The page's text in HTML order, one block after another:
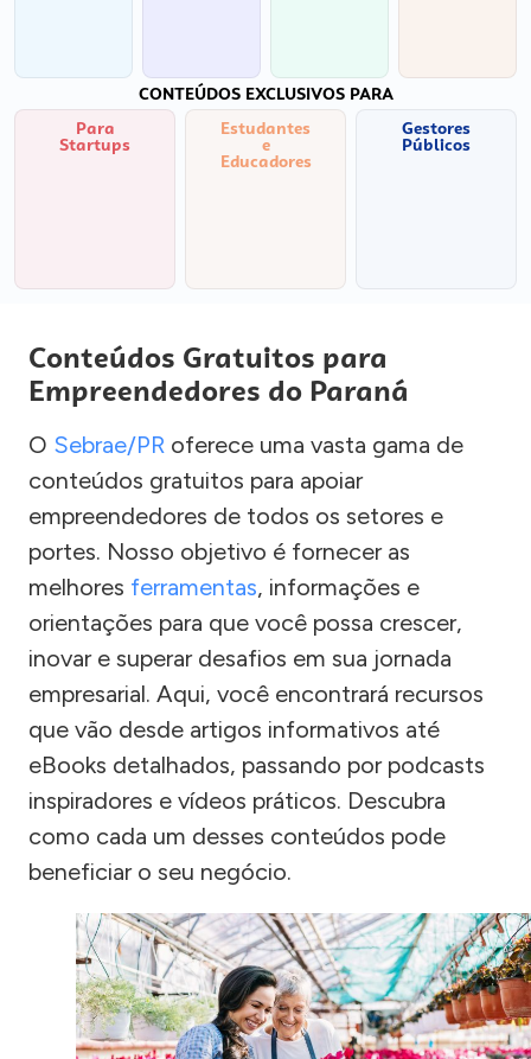
CONTEÚDOS EXCLUSIVOS PARA
Para
Startups
Estudantes
e
Educadores
Gestores
Públicos
Conteúdos Gratuitos para
Empreendedores do Paraná
O Sebrae/PR oferece uma vasta gama de
conteúdos gratuitos para apoiar
empreendedores de todos os setores e
portes. Nosso objetivo é fornecer as
melhores ferramentas, informações e
orientações para que você possa crescer,
inovar e superar desafios em sua jornada
empresarial. Aqui, você encontrará recursos
que vão desde artigos informativos até
eBooks detalhados, passando por podcasts
inspiradores e vídeos práticos. Descubra
como cada um desses conteúdos pode
beneficiar o seu negócio.